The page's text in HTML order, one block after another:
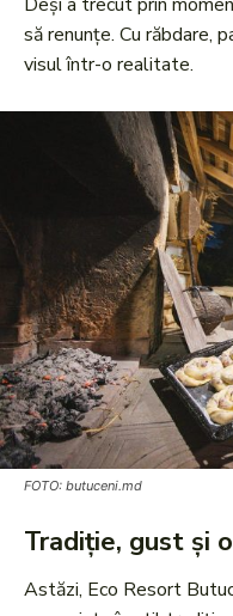
Deși a trecut prin
să renunțe. Cu răbdare,
visul într-o realitate.
FOTO: butuceni.md
Tradiție, gust și
Astăzi, Eco Resort